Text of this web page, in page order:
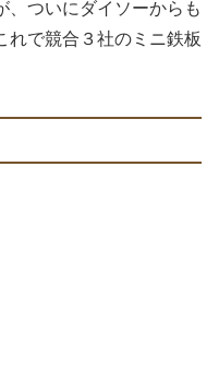
、ついにダイソーからも
れで競合３社のミニ鉄板